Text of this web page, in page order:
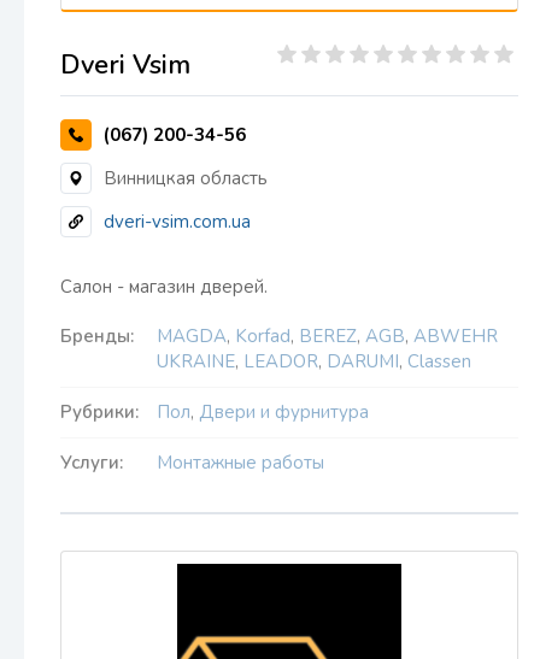
Dveri Vsim
(067) 200-34-56
Винницкая область
dveri-vsim.com.ua
Салон - магазин дверей.
Бренды: MAGDA, Korfad, BEREZ, AGB, ABWEHR
UKRAINE, LEADOR, DARUMI, Classen
Рубрики: Пол, Двери и фурнитура
Услуги: Монтажные работы